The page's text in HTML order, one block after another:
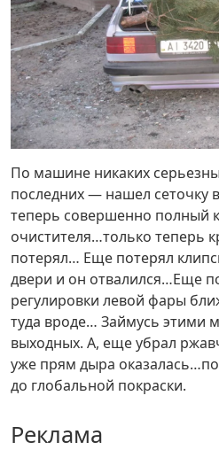
По машине никаких
последних — нашел сеточку
теперь совершенно полный
очистителя…только теперь
потерял… Еще потерял
двери и он отвалился…Еще
регулировки левой фары
туда вроде… Займусь этими
выходных. А, еще убрал
уже прям дыра
до глобальной покраски.
Реклама